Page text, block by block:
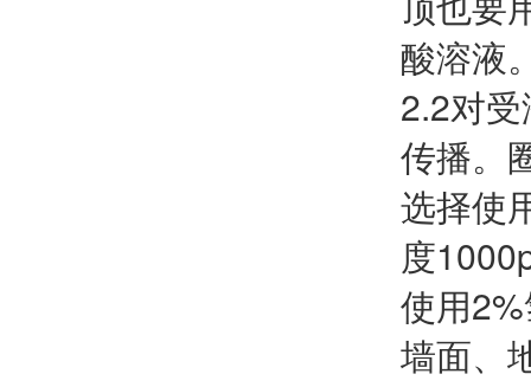
酸溶液
2.2对
传播。
选择使
度
使用
墙面、